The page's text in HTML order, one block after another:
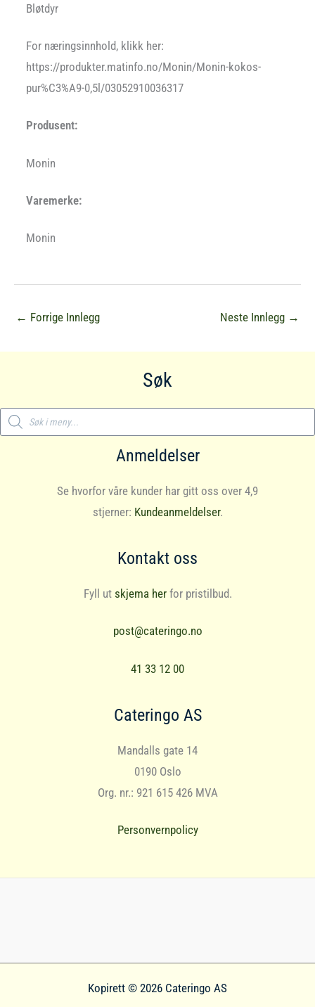
Bløtdyr
For næringsinnhold, klikk her:
https://produkter.matinfo.no/Monin/Monin-kokos-
pur%C3%A9-0,5l/03052910036317
Produsent:
Monin
Varemerke:
Monin
← Forrige Innlegg Neste Innlegg →
Søk
Products
search
Anmeldelser
Se hvorfor våre kunder har gitt oss over 4,9
stjerner: Kundeanmeldelser.
Kontakt oss
Fyll ut skjema herfor pristilbud.
post@cateringo.no
41 33 12 00
Cateringo AS
Mandalls gate 14
0190 Oslo
Org. nr.: 921 615 426 MVA
Personvernpolicy
Kopirett © 2026 Cateringo AS